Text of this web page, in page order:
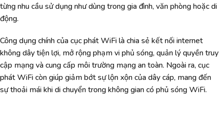
từng nhu cầu sử dụng như dùng trong gia đình, văn phòng hoặc di
động.
Công dụng chính của cục phát WiFi là chia sẻ kết nối internet
không dây tiện lợi, mở rộng phạm vi phủ sóng, quản lý quyền truy
cập mạng và cung cấp môi trường mạng an toàn. Ngoài ra, cục
phát WiFi còn giúp giảm bớt sự lộn xộn của dây cáp, mang đến
sự thoải mái khi di chuyển trong không gian có phủ sóng WiFi.